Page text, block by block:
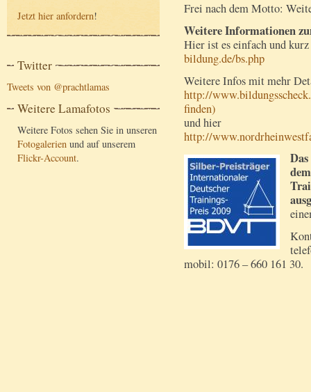
Jetzt hier anfordern!
Twitter
Tweets von @prachtlamas
Weitere Lamafotos
Weitere Fotos sehen Sie in unseren
Fotogalerien und auf unserem
Flickr-Account.
Frei nach dem Motto:
Weitere Informationen
Hier ist es einfach und
bildung.de/bs.php
Weitere Infos mit mehr
http://
finden)
und hier
http://
mobil: 0176 – 660 161 30.